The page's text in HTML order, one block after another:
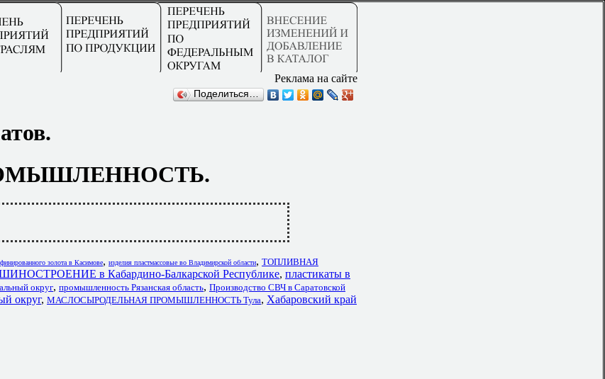
Реклама на сайте
Поделиться…
золота в Касимове, изделия пластмассовые во Владимирской области, ТОПЛИВНАЯ
в Кабардино-Балкарской Республике, пластикаты в
округ, промышленность Рязанская область, Производство СВЧ в Саратовской
округ, МАСЛОСЫРОДЕЛЬНАЯ ПРОМЫШЛЕННОСТЬ Тула, Хабаровский край